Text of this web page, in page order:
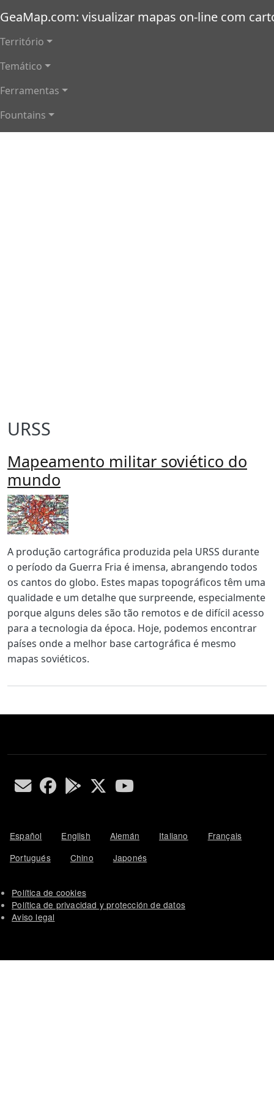
GeaMap.com: visualizar mapas on-line com
Navegação principal
Território
Temático
Ferramentas
Fountains
URSS
Mapeamento militar soviético do
mundo
Imagen
Body
A produção cartográfica produzida pela URSS durante
o período da Guerra Fria é imensa, abrangendo todos
os cantos do globo. Estes mapas topográficos têm uma
qualidade e um detalhe que surpreende, especialmente
porque alguns deles são tão remotos e de difícil acesso
para a tecnologia da época. Hoje, podemos encontrar
países onde a melhor base cartográfica é mesmo
mapas soviéticos.
Español English Alemán Italiano
Français
Portugués
Chino Japonés
Política de cookies
Política de privacidad y protección de datos
Aviso legal